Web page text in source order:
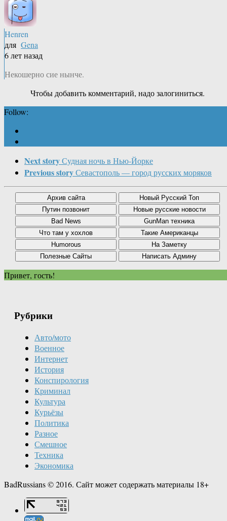
Henren
для Gena
6 лет назад
Некошерно сие нынче.
Чтобы добавить комментарий, надо залогиниться.
Follow:
Next storyСудная ночь в Нью-Йорке
Previous storyСевастополь — город русских моряков
Привет, гость!
Рубрики
Авто/мото
Военное
Интернет
История
Конспирология
Криминал
Культура
Курьёзы
Политика
Разное
Смешное
Техника
Экономика
BadRussians © 2016. Сайт может содержать материалы 18+